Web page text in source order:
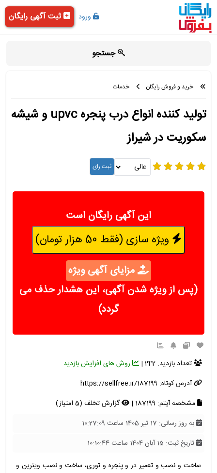
ورود ثبت آگهی رایگان
جستجو
خرید و فروش رایگان خدمات
تولید کننده انواع درب پنجره upvc و شیشه
سکوریت در شیراز
این آگهی رایگان است
ویژه سازی (فقط 50 هزار تومان)
مزایای آگهی ویژه
(پس از ویژه شدن آگهی، این هشدار حذف می
گردد)
تعداد بازدید: 242 |
روش های افزایش بازدید
آدرس کوتاه: https://sellfree.ir/187199
مشخصه آیتم: 187199 |
گزارش تخلف (5 امتیاز)
به روز رسانی: 17 تیر 1405 ساعت 10:27:09
تاریخ ثبت: 15 آبان 1404 ساعت 10:10:44
ساخت و نصب و تعمیر در و پنجره و توری، ساخت و نصب ویترین و